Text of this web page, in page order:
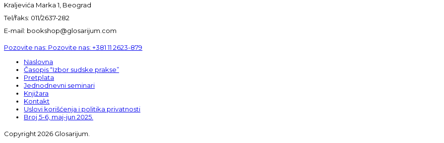
Kraljevića Marka 1, Beograd
Tel/faks: 011/2637-282
E-mail: bookshop@glosarijum.com
Pozovite nas: Pozovite nas: +381 11 2623-879
Naslovna
Časopis “Izbor sudske prakse”
Pretplata
Jednodnevni seminari
Knjižara
Kontakt
Uslovi korišćenja i politika privatnosti
Broj 5-6, maj-jun 2025.
Copyright 2026 Glosarijum.